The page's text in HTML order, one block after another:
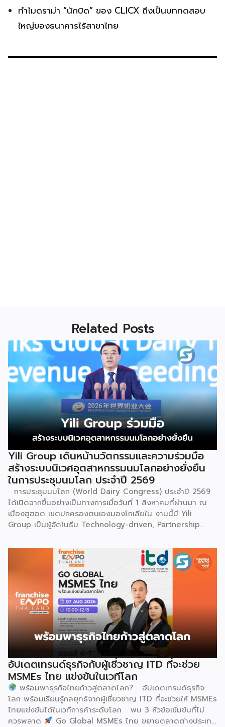
ทำไมดราม่า “นักบิด” ของ CLICX ถึงเป็นบททดสอบ
ใหญ่ของธนาคารไร้สาขาไทย
Related Posts
Yili Group เดินหน้านวัตกรรมและความร่วมมือ
สร้างระบบนิเวศอุตสาหกรรมนมโลกอย่างยั่งยืน
ในการประชุมนมโลก ประจำปี 2569
การประชุมนมโลก (World Dairy Congress) ประจำปี 2569
ได้เปิดฉากขึ้นอย่างเป็นทางการเมื่อวันที่ 1 สิงหาคมที่ผ่านมา ณ
เมืองฮูฮอต เขตปกครองตนเองมองโกเลียใน งานนี้มี Yili
Group เป็นผู้จัดในธีม Technology-driven, Partnership
Ecosystem (ขับเคลื่อนด้วยเทคโนโลยี มุ่งกระชับความร่วมมือ
สร้างระบบนิเวศอุตสาหกรรมนมโลกอย่างยั่งยืน) ถือเป็นเวทีระดับ
โลกที่รวบรวมผู้นำจากสมาคมการค้านานาชาติ นักวิชาการ และผู้
บริหารระดับสูงตลอดห่วงโซ่คุณค่าของอุตสาหกรรมนมทั่วโลก
ฮูฮอตขึ้นแท่นเมืองหลวงแห่งอุตสาหกรรมนมโลกอย่างเป็น
ทางการ ในพิธีเปิดการประชุม สหพันธ์วิทยาศาสตร์และ
เทคโนโลยีการอาหารนานาชาติ (IUFoST) ได้มอบป้ายประกาศ
เกียรติคุณและรางวัลที่ระลึก เพื่อรับรองให้เมืองฮูฮอตดำรง
ตำแหน่ง World Dairy Capital หรือเมืองหลวงแห่ง
อุตสาหกรรมนมโลก อย่างเป็นทางการ ดร.ภาวิณี ชินะโชติ
ประธานบริหาร IUFoST กล่าวในพิธีเปิดว่า การมอบตำแหน่งดัง
กล่าวถือเป็นสัญญาณแห่งความสำเร็จที่สะท้อนความมุ่งมั่นทุ่มเท
ของเมืองฮูฮอตในการยกระดับอุตสาหกรรมนม พร้อมกล่าวเสริม
ว่า รางวัลอันทรงเกียรตินี้ยังมุ่งหวังให้เป็นแรงขับเคลื่อนแก่
องค์กรระดับแถวหน้าอย่าง Yili Group […]
อัปเดตเทรนด์ธุรกิจกับผู้เชี่วชาญ ITD ที่จะช่วย
MSMEs ไทย แข่งขันในเวทีโลก
พร้อมพาธุรกิจไทยก้าวสู่ตลาดโลก? อัปเดตเทรนด์ธุรกิจ
โลก พร้อมเรียนรู้กลยุทธ์จากผู้เชี่ยวชาญ ITD ที่จะช่วยให้ MSMEs
ไทยแข่งขันได้ในเวทีการค้าระดับโลก พบ 3 หัวข้อเข้มข้นที่ไม่
ควรพลาด
Go Global MSMEs ไทย ขยายตลาดต่างประเทศ